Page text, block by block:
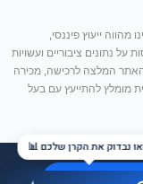
ייעוץ פיננסי,
נתונים ציבוריים ועשויות
המלצה לרכישה, מכירה
מומלץ להתייעץ עם בעל
הצטרף בחינם
נבדוק את הקרן שלכם 📊